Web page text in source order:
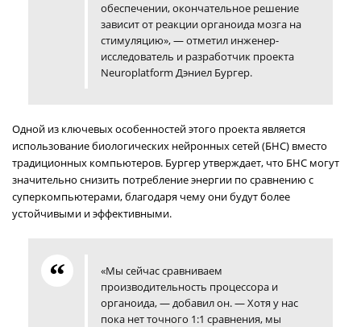
обеспечении, окончательное решение
зависит от реакции органоида мозга на
стимуляцию», — отметил инженер-
исследователь и разработчик проекта
Neuroplatform Дэниел Бургер.
Одной из ключевых особенностей этого проекта является
использование биологических нейронных сетей (БНС) вместо
традиционных компьютеров. Бургер утверждает, что БНС могут
значительно снизить потребление энергии по сравнению с
суперкомпьютерами, благодаря чему они будут более
устойчивыми и эффективными.
«Мы сейчас сравниваем
производительность процессора и
органоида, — добавил он. — Хотя у нас
пока нет точного 1:1 сравнения, мы